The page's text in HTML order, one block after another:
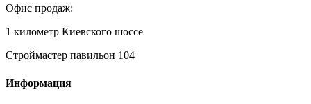
Офис продаж:
1 километр Киевского шоссе
Строймастер павильон 104
Информация